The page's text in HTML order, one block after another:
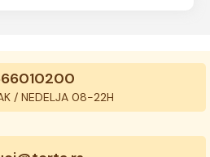
/ NEDELJA 08-22H